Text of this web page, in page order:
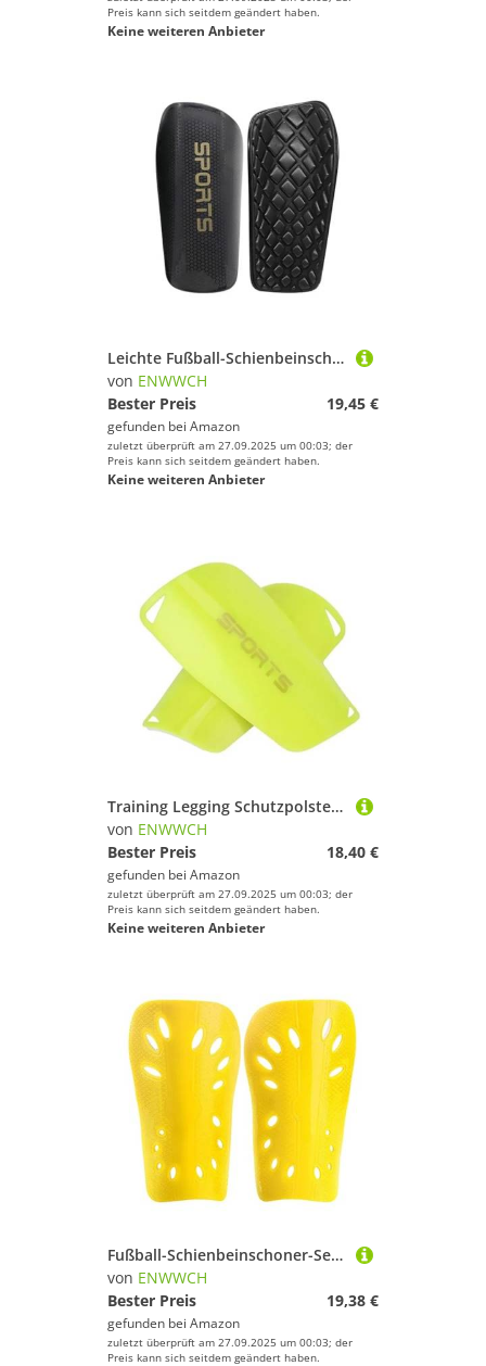
Preis kann sich seitdem geändert haben.
Keine weiteren Anbieter
Leichte Fußball-Schienbeinschoner, schützende, atmungsaktive, Wadenschutz, Schienbeinschoner-Ärmel Für Fußballspieler(Black,L)
von ENWWCH
Bester Preis
19,45 €
gefunden bei Amazon
zuletzt überprüft am 27.09.2025 um 00:03; der
Preis kann sich seitdem geändert haben.
Keine weiteren Anbieter
Training Legging Schutzpolster Fußball Protector Light Socke Insert Board Schienbeinschutz Erwachsene Kinder Für Fußballspieler(Fluorescent Green,M)
von ENWWCH
Bester Preis
18,40 €
gefunden bei Amazon
zuletzt überprüft am 27.09.2025 um 00:03; der
Preis kann sich seitdem geändert haben.
Keine weiteren Anbieter
Fußball-Schienbeinschoner-Sets for Fußball, Schienbeinschoner Für Fußballspieler(Yellow,L-Adults)
von ENWWCH
Bester Preis
19,38 €
gefunden bei Amazon
zuletzt überprüft am 27.09.2025 um 00:03; der
Preis kann sich seitdem geändert haben.